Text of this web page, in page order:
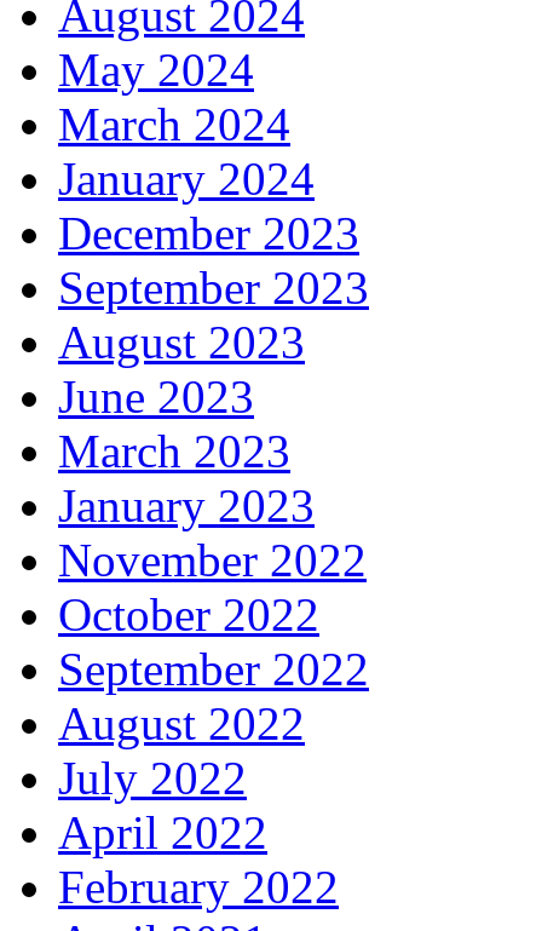
August 2024
May 2024
March 2024
January 2024
December 2023
September 2023
August 2023
June 2023
March 2023
January 2023
November 2022
October 2022
September 2022
August 2022
July 2022
April 2022
February 2022